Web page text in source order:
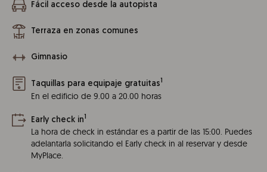
Fácil acceso desde la autopista
Terraza en zonas comunes
Gimnasio
Taquillas para equipaje gratuitas1
En el edificio de 9.00 a 20.00 horas
Early check in1
La hora de check in estándar es a partir de las 15:00. Puedes
adelantarla solicitando el Early check in al reservar y desde
MyPlace.